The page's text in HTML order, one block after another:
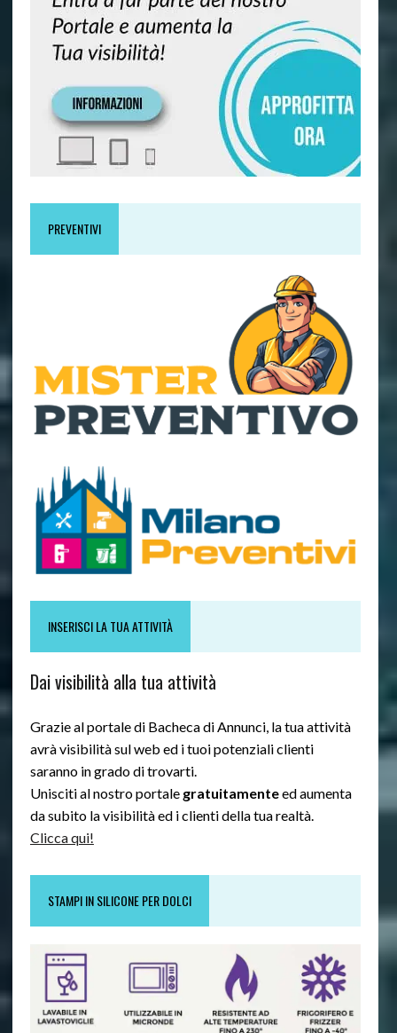
PREVENTIVI
INSERISCI LA TUA ATTIVITÀ
Dai visibilità alla tua attività
Grazie al portale di Bacheca di Annunci, la tua attività
avrà visibilità sul web ed i tuoi potenziali clienti
saranno in grado di trovarti.
Unisciti al nostro portale gratuitamenteed aumenta
da subito la visibilità ed i clienti della tua realtà.
Clicca qui!
STAMPI IN SILICONE PER DOLCI